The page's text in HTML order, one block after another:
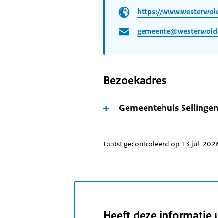
https://
Bezoekadres
Gemeentehuis Sellingen
Laatst gecontroleerd op 13 juli